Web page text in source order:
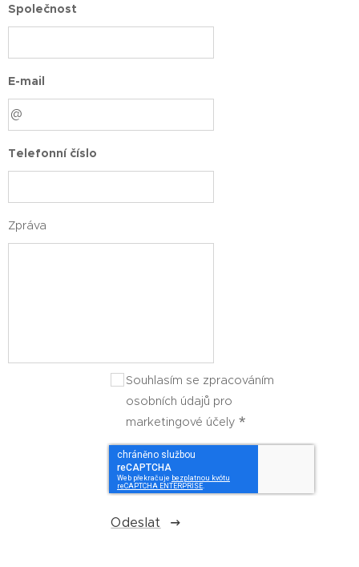
Společnost
E-mail
Telefonní číslo
Zpráva
Souhlasím se zpracováním
osobních údajů pro
marketingové účely
Odeslat